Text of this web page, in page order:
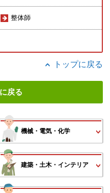
整体師
トップに戻る
戻る
機械・電気・化学
建築・土木・インテリア